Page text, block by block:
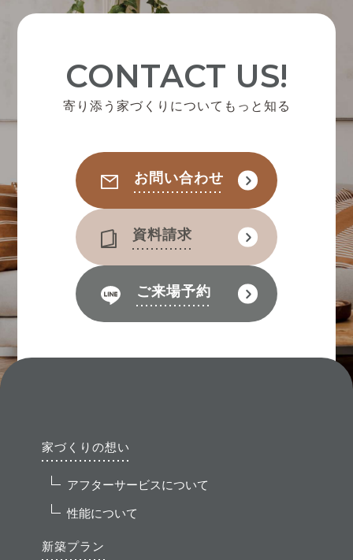
CONTACT US!
寄り添う家づくりについてもっと知る
お問い合わせ
資料請求
ご来場予約
家づくりの想い
アフターサービスについて
性能について
新築プラン